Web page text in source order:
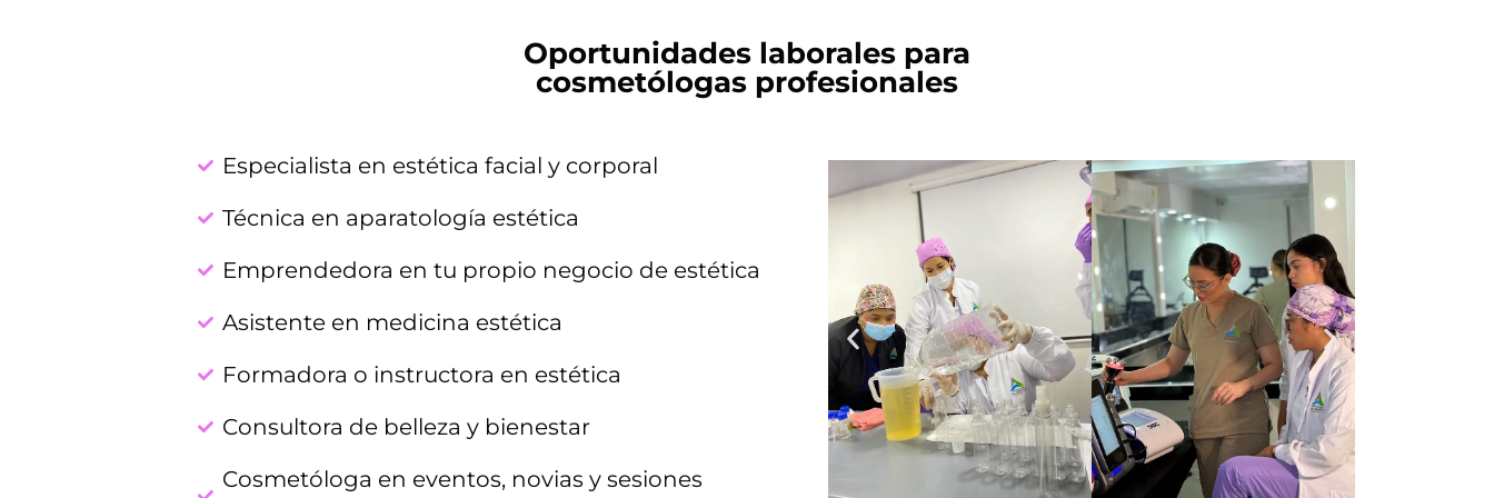
Oportunidades laborales para
cosmetólogas profesionales
Especialista en estética facial y corporal
Técnica en aparatología estética
Emprendedora en tu propio negocio de estética
Asistente en medicina estética
Formadora o instructora en estética
Consultora de belleza y bienestar
Cosmetóloga en eventos, novias y sesiones